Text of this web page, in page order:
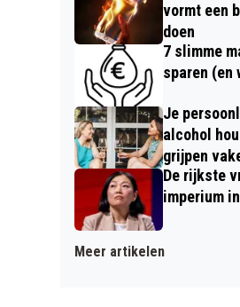
vormt een
doen
7 slimme
sparen (en
Je
alcohol
grijpen
De rijkste
imperium
Meer artikelen